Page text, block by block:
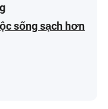
sống sạch hơn